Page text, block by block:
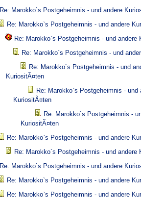
Re: Marokko`s Postgeheimnis - und andere
Re: Marokko`s Postgeheimnis - und andere
Re: Marokko`s Postgeheimnis - und andere
Re: Marokko`s Postgeheimnis - und
Re: Marokko`s Postgeheimnis - und
KuriositÃ¤ten
Re: Marokko`s Postgeheimnis - und
KuriositÃ¤ten
Re: Marokko`s Postgeheimnis -
KuriositÃ¤ten
Re: Marokko`s Postgeheimnis - und andere
Re: Marokko`s Postgeheimnis - und andere
Re: Marokko`s Postgeheimnis - und andere
Re: Marokko`s Postgeheimnis - und andere
Re: Marokko`s Postgeheimnis - und andere